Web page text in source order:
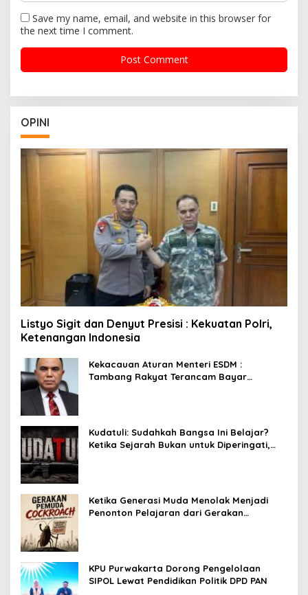
Save my name, email, and website in this browser for
the next time I comment.
OPINI
Listyo Sigit dan Denyut Presisi : Kekuatan Polri,
Ketenangan Indonesia
Kekacauan Aturan Menteri ESDM :
Tambang Rakyat Terancam Bayar
Kudatuli: Sudahkah Bangsa Ini Belajar?
Ketika Sejarah Bukan untuk Diperingati,
Ketika Generasi Muda Menolak Menjadi
Penonton Pelajaran dari Gerakan
KPU Purwakarta Dorong Pengelolaan
SIPOL Lewat Pendidikan Politik DPD PAN